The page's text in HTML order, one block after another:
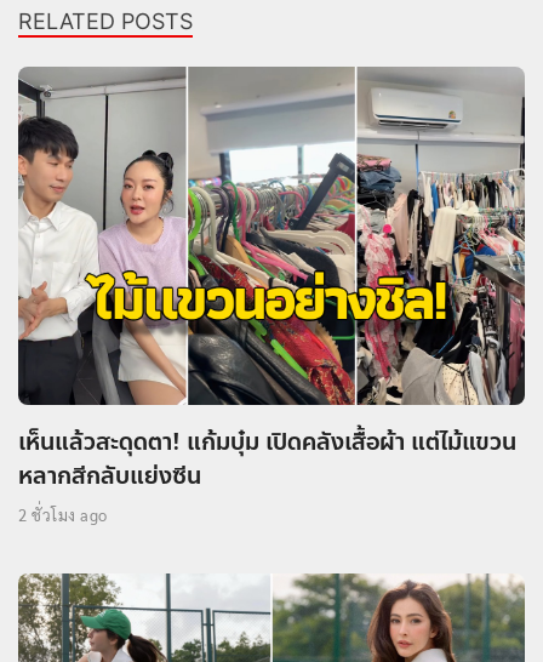
RELATED POSTS
เห็นแล้วสะดุดตา! แก้มบุ๋ม เปิดคลังเสื้อผ้า แต่ไม้แขวน
หลากสีกลับแย่งซีน
2 ชั่วโมง ago